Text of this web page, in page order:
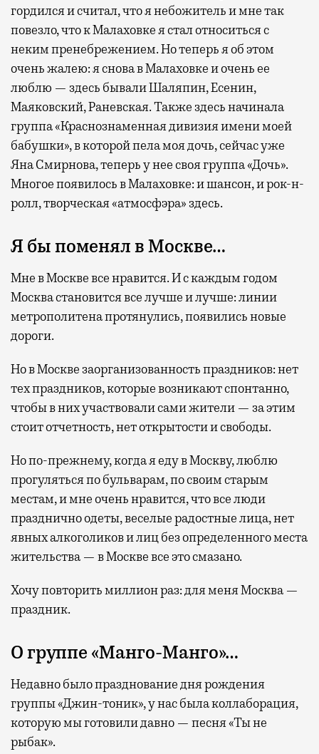
гордился и считал, что я небожитель и мне так
повезло, что к Малаховке я стал относиться с
неким пренебрежением. Но теперь я об этом
очень жалею: я снова в Малаховке и очень ее
люблю — здесь бывали Шаляпин, Есенин,
Маяковский, Раневская. Также здесь начинала
группа «Краснознаменная дивизия имени моей
бабушки», в которой пела моя дочь, сейчас уже
Яна Смирнова, теперь у нее своя группа «Дочь».
Многое появилось в Малаховке: и шансон, и рок-н-
ролл, творческая «атмосфэра» здесь.
Я бы поменял в Москве…
Мне в Москве все нравится. И с каждым годом
Москва становится все лучше и лучше: линии
метрополитена протянулись, появились новые
дороги.
Но в Москве заорганизованность праздников: нет
тех праздников, которые возникают спонтанно,
чтобы в них участвовали сами жители — за этим
стоит отчетность, нет открытости и свободы.
Но по-прежнему, когда я еду в Москву, люблю
прогуляться по бульварам, по своим старым
местам, и мне очень нравится, что все люди
празднично одеты, веселые радостные лица, нет
явных алкоголиков и лиц без определенного места
жительства — в Москве все это смазано.
Хочу повторить миллион раз: для меня Москва —
праздник.
О группе «Манго-Манго»…
Недавно было празднование дня рождения
группы «Джин-тоник», у нас была коллаборация,
которую мы готовили давно — песня «Ты не
рыбак».